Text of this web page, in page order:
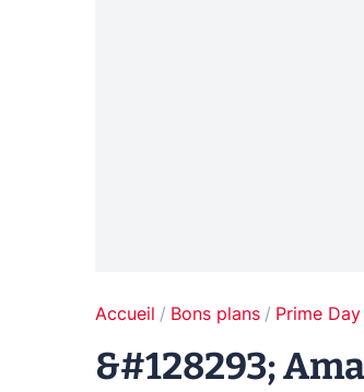
Accueil Bons plans Prime Day
&#128293;